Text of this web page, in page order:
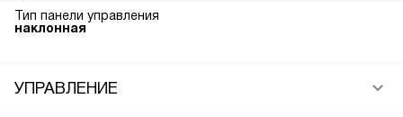
Тип панели управления
наклонная
УПРАВЛЕНИЕ